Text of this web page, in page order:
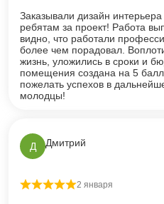
Заказывали дизайн
ребятам за проект! Работа
видно, что работали
более чем порадовал.
жизнь, уложились в сроки и
помещения создана на 5
пожелать успехов в
молодцы!
Д Дмитрий
Оценка5из 5
2 января